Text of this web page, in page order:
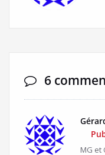
6
MG et